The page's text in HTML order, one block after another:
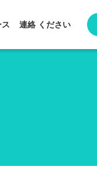
連絡 ください